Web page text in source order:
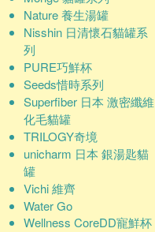
Nature 養生湯罐
Nisshin 日清懷石貓罐系
列
PURE巧鮮杯
Seeds惜時系列
Superfiber 日本 激密纖維
化毛貓罐
TRILOGY奇境
unicharm 日本 銀湯匙貓
罐
Vichi 維齊
Water Go
Wellness CoreDD寵鮮杯